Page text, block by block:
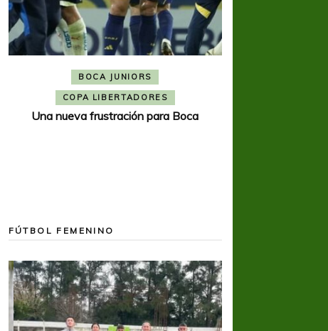
BOCA JUNIORS
COPA LIBERTADORES
Una nueva frustración para Boca
FÚTBOL FEMENINO